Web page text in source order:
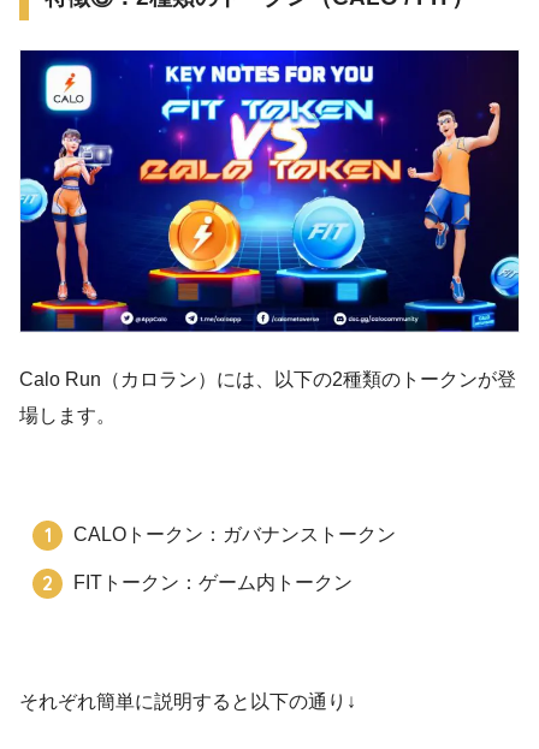
Calo Run（カロラン）には、以下の2種類のトークンが登
場します。
CALOトークン：ガバナンストークン
FITトークン：ゲーム内トークン
それぞれ簡単に説明すると以下の通り↓